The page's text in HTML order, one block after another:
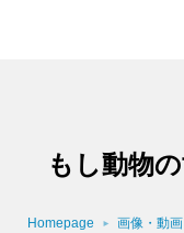
もし動物
Homepage 画像・動